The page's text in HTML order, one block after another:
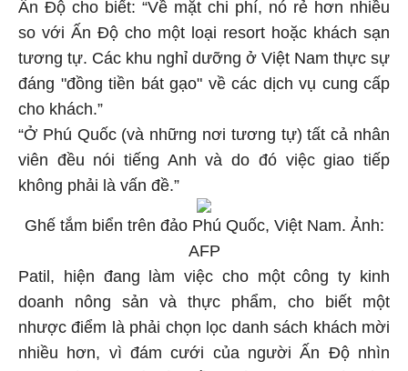
Ấn Độ cho biết: “Về mặt chi phí, nó rẻ hơn nhiều
so với Ấn Độ cho một loại resort hoặc khách sạn
tương tự. Các khu nghỉ dưỡng ở Việt Nam thực sự
đáng "đồng tiền bát gạo" về các dịch vụ cung cấp
cho khách.”
“Ở Phú Quốc (và những nơi tương tự) tất cả nhân
viên đều nói tiếng Anh và do đó việc giao tiếp
không phải là vấn đề.”
Ghế tắm biển trên đảo Phú Quốc, Việt Nam. Ảnh:
AFP
Patil, hiện đang làm việc cho một công ty kinh
doanh nông sản và thực phẩm, cho biết một
nhược điểm là phải chọn lọc danh sách khách mời
nhiều hơn, vì đám cưới của người Ấn Độ nhìn